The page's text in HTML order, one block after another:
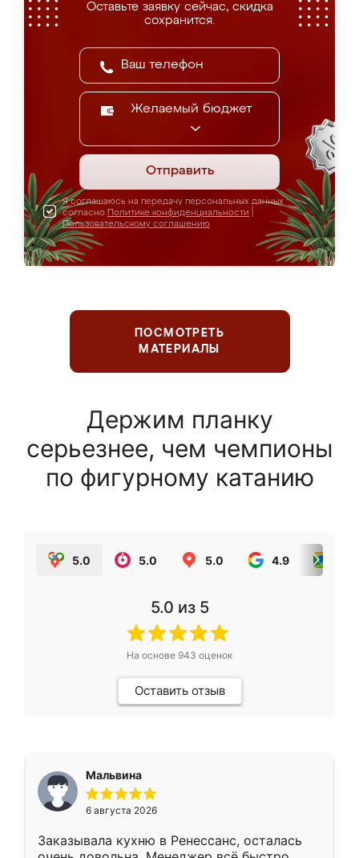
Оставьте заявку сейчас, скидка
сохранится.
Желаемый бюджет
Отправить
Я соглашаюсь на передачу персональных данных
согласно Политике конфиденциальности
Пользовательскому соглашению
ПОСМОТРЕТЬ
МАТЕРИАЛЫ
Держим планку
серьезнее, чем чемпионы
по фигурному катанию
5.0 5.0 5.0 4.9
5.0 из 5
На основе 943 оценок
Оставить отзыв
Мальвина
6 августа 2026
Заказывала кухню в Ренессанс, осталась